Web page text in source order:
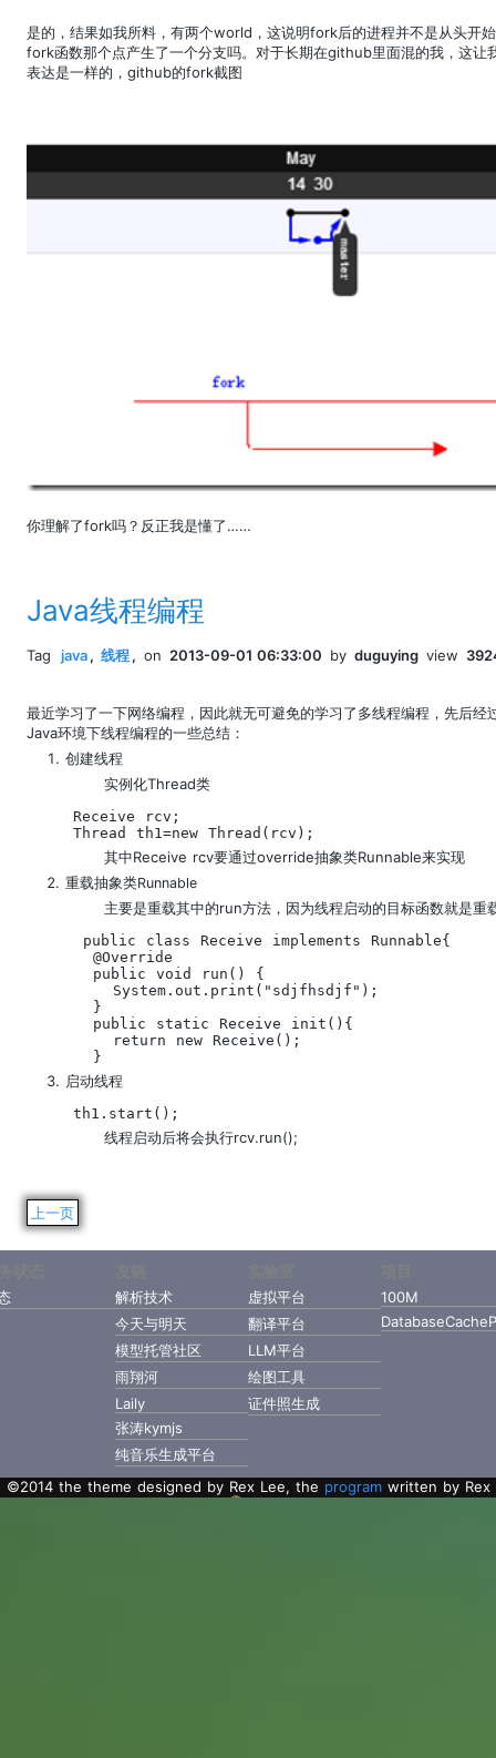
是的，结果如我所料，有两个world，这说明fork后的进程并不是从头开
fork函数那个点产生了一个分支吗。对于长期在github里面混的我，这
表达是一样的，github的fork截图
你理解了fork吗？反正我是懂了……
Java线程编程
Tag java, 线程, on 2013-09-01 06:33:00 by duguying view
最近学习了一下网络编程，因此就无可避免的学习了多线程编程，先后
Java环境下线程编程的一些总结：
创建线程
实例化Thread类
Receive rcv;
Thread th1=new Thread(rcv);
其中Receive rcv要通过override抽象类Runnable来实现
重载抽象类Runnable
主要是重载其中的run方法，因为线程启动的目标函数就是
public class Receive implements Runnable{
@Override
public void run() {
System.out.print("sdjfhsdjf");
}
public static Receive init(){
return new Receive();
}
启动线程
th1.start();
线程启动后将会执行rcv.run();
上一页
解析技术
今天与明天
模型托管社区
雨翔河
Laily
张涛kymjs
纯音乐生成平台
虚拟平台
翻译平台
LLM平台
绘图工具
证件照生成
100M
©2014 the theme designed by Rex Lee, the programwritten by Rex